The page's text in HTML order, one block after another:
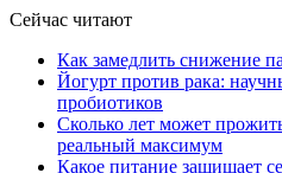
Сейчас читают
Как замедлить снижение
Йогурт против рака:
пробиотиков
Сколько лет может
реальный максимум
Какое питание защищает